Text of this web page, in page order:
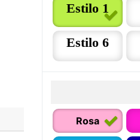
Estilo 1
Estilo 6
Rosa